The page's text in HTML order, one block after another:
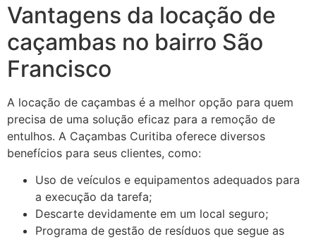
Vantagens da locação de
caçambas no bairro São
Francisco
A locação de caçambas é a melhor opção para quem
precisa de uma solução eficaz para a remoção de
entulhos. A Caçambas Curitiba oferece diversos
benefícios para seus clientes, como:
Uso de veículos e equipamentos adequados para
a execução da tarefa;
Descarte devidamente em um local seguro;
Programa de gestão de resíduos que segue as